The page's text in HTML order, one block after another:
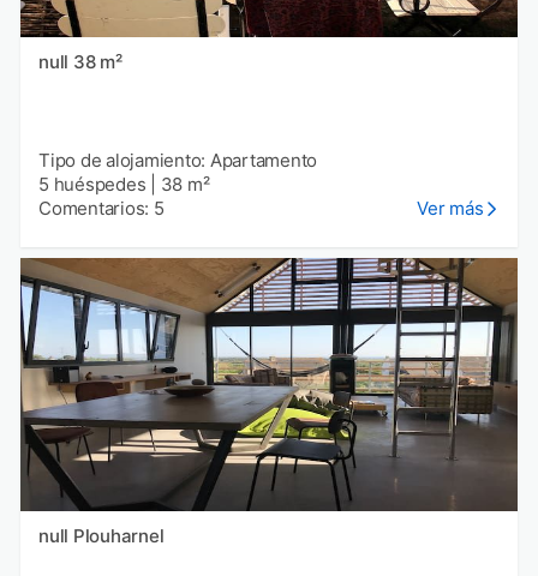
null 38 m²
Tipo de alojamiento: Apartamento
5 huéspedes
38 m²
Comentarios: 5
Ver más
null Plouharnel